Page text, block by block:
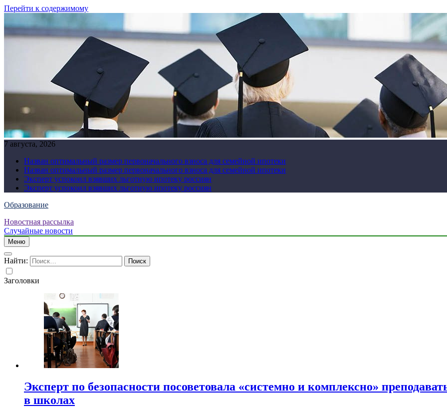
Перейти к содержимому
7 августа, 2026
Назван оптимальный размер первоначального взноса для семейной ипотеки
Назван оптимальный размер первоначального взноса для семейной ипотеки
Эксперт успокоил взявших льготную ипотеку россиян
Эксперт успокоил взявших льготную ипотеку россиян
Образование
Новостная рассылка
Случайные новости
Меню
Найти:
Заголовки
Эксперт по безопасности посоветовала «системно и комплексно»
в школах